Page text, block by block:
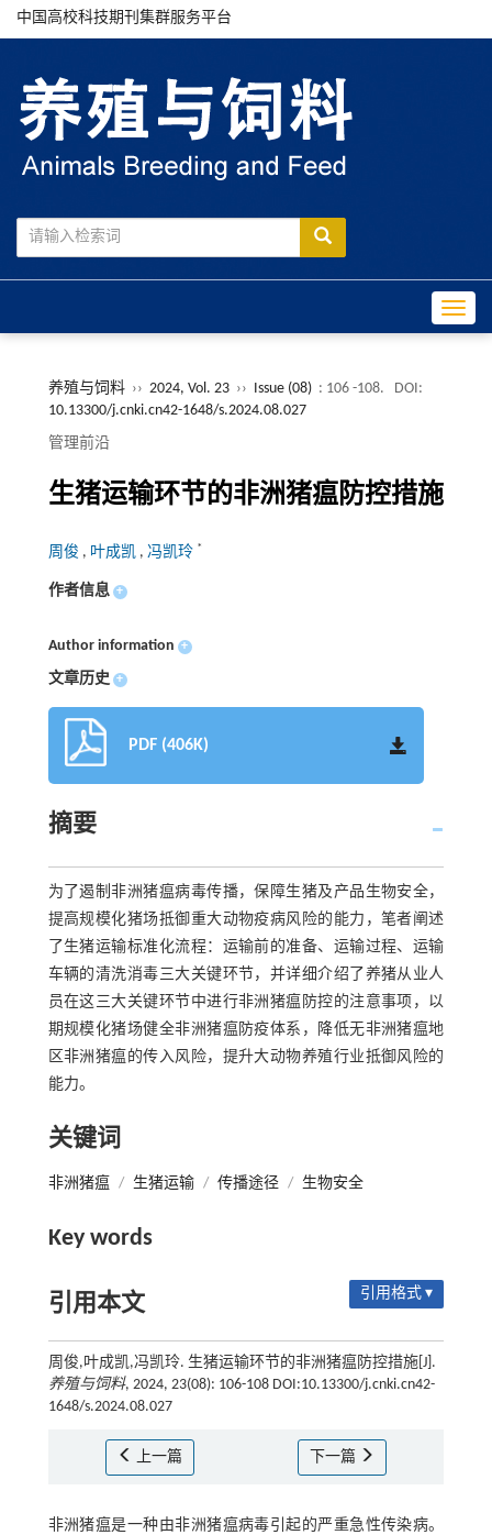
中国高校科技期刊集群服务平台
养殖与饲料 ›› 2024, Vol. 23 ›› Issue (08) : 106 -108.
DOI:
10.13300/j.cnki.cn42-1648/s.2024.08.027
管理前沿
生猪运输环节的非洲猪瘟防控措施
周俊 , 叶成凯 , 冯凯玲 *
作者信息 +
Author information +
文章历史 +
PDF (406K)
摘要
为了遏制非洲猪瘟病毒传播，保障生猪及产品生物安全，
提高规模化猪场抵御重大动物疫病风险的能力，笔者阐述
了生猪运输标准化流程：运输前的准备、运输过程、运输
车辆的清洗消毒三大关键环节，并详细介绍了养猪从业人
员在这三大关键环节中进行非洲猪瘟防控的注意事项，以
期规模化猪场健全非洲猪瘟防疫体系，降低无非洲猪瘟地
区非洲猪瘟的传入风险，提升大动物养殖行业抵御风险的
能力。
关键词
非洲猪瘟 / 生猪运输 / 传播途径 / 生物安全
Key words
引用本文 引用格式 ▾
周俊,叶成凯,冯凯玲. 生猪运输环节的非洲猪瘟防控措施[J].
养殖与饲料, 2024, 23(08): 106-108 DOI:10.13300/j.cnki.cn42-
1648/s.2024.08.027
上一篇 下一篇
非洲猪瘟是一种由非洲猪瘟病毒引起的严重急性传染病。